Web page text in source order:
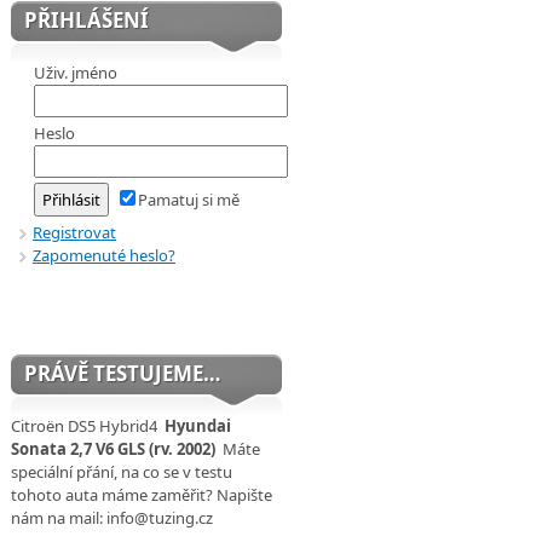
PŘIHLÁŠENÍ
Uživ. jméno
Heslo
Pamatuj si mě
Registrovat
Zapomenuté heslo?
PRÁVĚ TESTUJEME…
Citroën DS5 Hybrid4 Hyundai
Sonata 2,7 V6 GLS (rv. 2002) Máte
speciální přání, na co se v testu
tohoto auta máme zaměřit? Napište
nám na mail: info@tuzing.cz